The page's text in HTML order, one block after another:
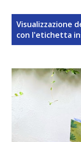
Visualizzazione
con l'etichetta